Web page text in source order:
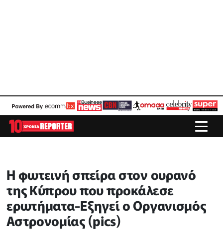
Η φωτεινή σπείρα στον ουρανό
της Κύπρου που προκάλεσε
ερωτήματα-Εξηγεί ο Οργανισμός
Αστρονομίας (pics)